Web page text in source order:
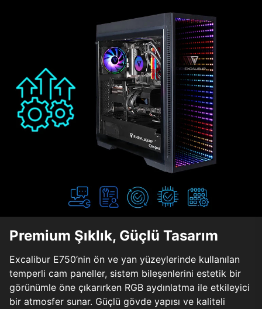
Premium Şıklık, Güçlü Tasarım
Excalibur E750’nin ön ve yan yüzeylerinde kullanılan
temperli cam paneller, sistem bileşenlerini estetik bir
görünümle öne çıkarırken RGB aydınlatma ile etkileyici
bir atmosfer sunar. Güçlü gövde yapısı ve kaliteli